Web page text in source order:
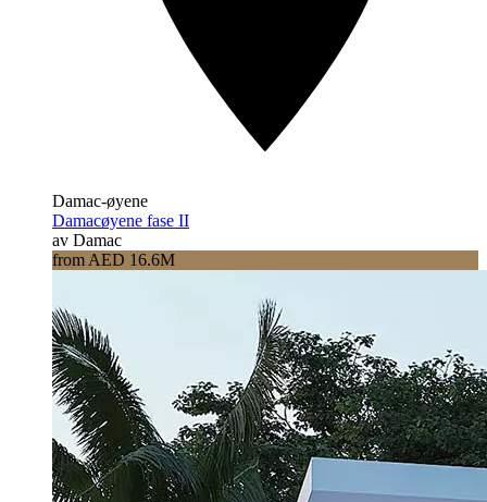
Damac-øyene
Damacøyene fase II
av Damac
from AED 16.6M